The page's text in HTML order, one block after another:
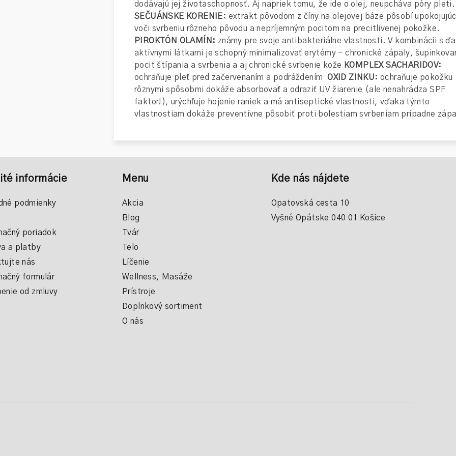
dodávajú jej životaschopnosť. Aj napriek tomu, že ide o olej, neupcháva póry
SEČUÁNSKE KORENIE: extrakt pôvodom z číny na olejovej báze pôsobí
voči svrbeniu rôzneho pôvodu a nepríjemným pocitom na precitlivenej pokožke.
PIROKTÓN OLAMÍN: známy pre svoje antibakteriálne vlastnosti. V kombinácii s
aktívnymi látkami je schopný minimalizovať erytémy - chronické zápaly,
pocit štípania a svrbenia a aj chronické svrbenie kože KOMPLEX SACHARIDOV:
ochraňuje pleť pred začervenaním a podráždením
OXID ZINKU:ochraňuje pokožku
rôznymi spôsobmi dokáže absorbovať a odraziť UV žiarenie (ale nenahrádza SPF
faktor!), urýchľuje hojenie raniek a má antiseptické vlastnosti, vďaka týmto
vlastnostiam dokáže preventívne pôsobiť proti bolestiam svrbeniam prípadne
informácie
podmienky
poriadok
a platby
nás
formulár
od zmluvy
Menu
Akcia
Blog
Tvár
Telo
Líčenie
Wellness, Masáže
Prístroje
Doplnkový sortiment
O nás
Kde nás nájdete
Opatovská cesta 10
Vyšné Opátske 040 01 Košice